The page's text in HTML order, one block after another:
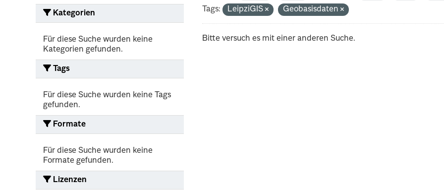
Kategorien
Für diese Suche wurden keine
Kategorien gefunden.
Tags
Für diese Suche wurden keine Tags
gefunden.
Formate
Für diese Suche wurden keine
Formate gefunden.
Lizenzen
Tags:
LeipziGIS Geobasisdaten
Bitte versuch es mit einer anderen Suche.